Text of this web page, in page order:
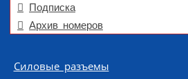
Подписка
Архив номеров
Skip to content
Силовые разъемы